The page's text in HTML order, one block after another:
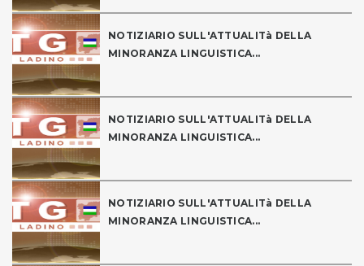
NOTIZIARIO SULL'ATTUALITà DELLA
MINORANZA LINGUISTICA...
NOTIZIARIO SULL'ATTUALITà DELLA
MINORANZA LINGUISTICA...
NOTIZIARIO SULL'ATTUALITà DELLA
MINORANZA LINGUISTICA...